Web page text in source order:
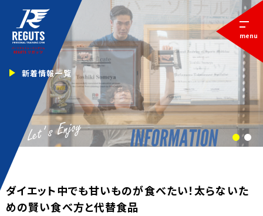
新着情報一覧
1 2
menu
ダイエット中でも甘いものが食べたい！太らないた
めの賢い食べ方と代替食品